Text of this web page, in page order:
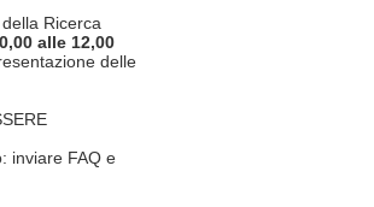
della Ricerca
alle 12,00
delle
inviare FAQ e